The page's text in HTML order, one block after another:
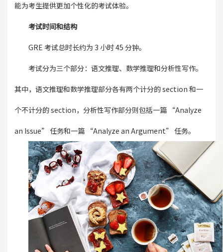
能为考生提供更加个性化的考试体验。
考试时间和结构
GRE 考试总时长约为 3 小时 45 分钟。
考试分为三个部分：语文推理、数学推理和分析性写作。
其中，语文推理和数学推理部分各有两个计分的 section 和一
个不计分的 section，分析性写作部分则包括一篇 “Analyze
an Issue” 任务和一篇 “Analyze an Argument” 任务。